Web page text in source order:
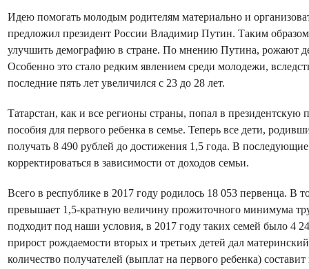
Идею помогать молодым родителям материально и
предложил президент России Владимир Путин. Таким образом,
улучшить демографию в стране. По мнению Путина, рожают
Особенно это стало редким явлением среди молодежи,
последние пять лет увеличился с 23 до 28 лет.
Татарстан, как и все регионы страны, попал в президентскую
пособия для первого ребенка в семье. Теперь все дети,
получать 8 490 рублей до достижения 1,5 года. В
корректироваться в зависимости от доходов семьи.
Всего в республике в 2017 году родилось 18 053 первенца. В
превышает 1,5-кратную величину прожиточного минимума
подходит под наши условия, в 2017 году таких семей было 4
прирост рождаемости вторых и третьих детей дал
количество получателей (выплат на первого ребенка)